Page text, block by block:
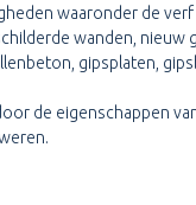
waaronder de
wanden, nieuw
gipsplaten,
de eigenschappen